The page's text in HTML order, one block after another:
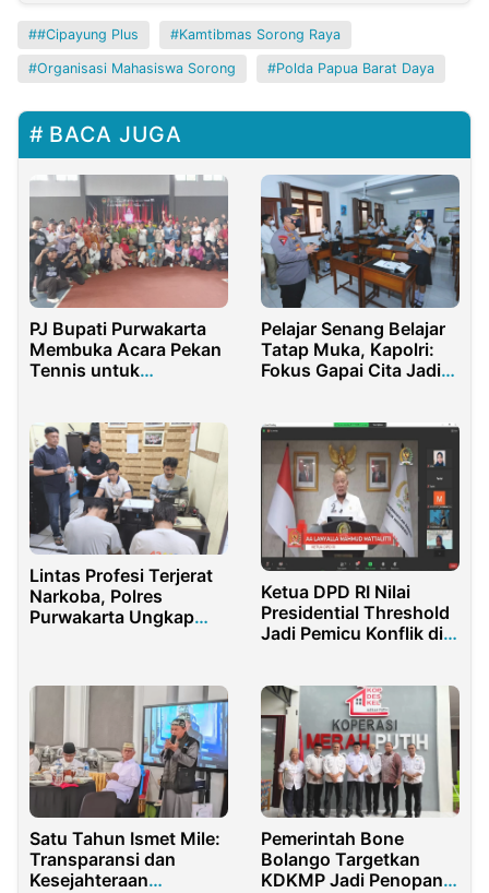
#Cipayung Plus Kamtibmas Sorong Raya
Organisasi Mahasiswa Sorong Polda Papua Barat Daya
BACA JUGA
PJ Bupati Purwakarta
Membuka Acara Pekan
Tennis untuk
Pelajar Senang Belajar
Tatap Muka, Kapolri:
Fokus Gapai Cita Jadi
Lintas Profesi Terjerat
Narkoba, Polres
Purwakarta Ungkap
Ketua DPD RI Nilai
Presidential Threshold
Jadi Pemicu Konflik di
Satu Tahun Ismet Mile:
Transparansi dan
Kesejahteraan
Pemerintah Bone
Bolango Targetkan
KDKMP Jadi Penopang